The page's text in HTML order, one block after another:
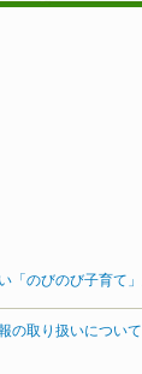
「のびのび子育て
の取り扱いについて